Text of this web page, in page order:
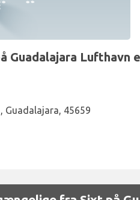
Guadalajara Lufthavn
Guadalajara, 45659